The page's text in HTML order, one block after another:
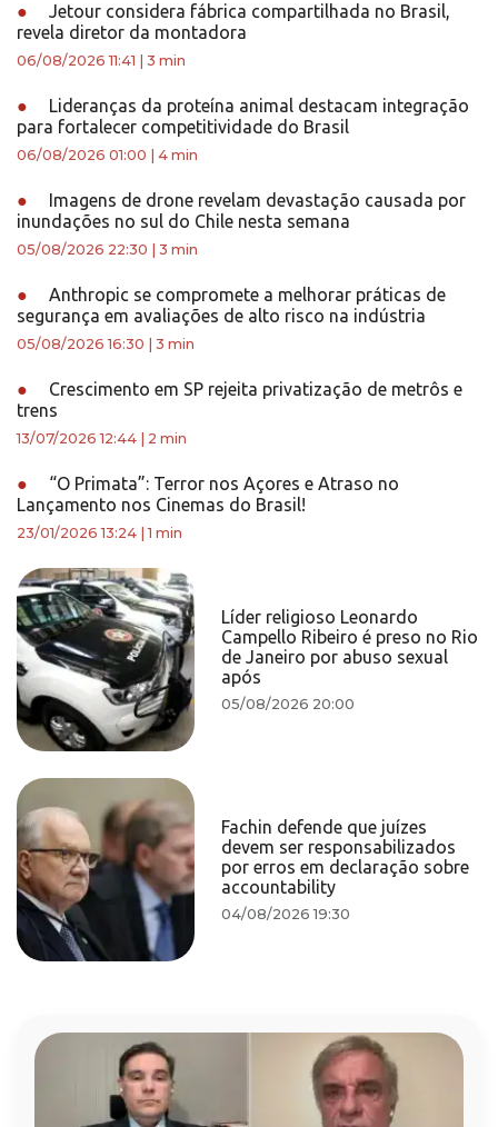
●
Jetour considera fábrica compartilhada no Brasil,
revela diretor da montadora
06/08/2026 11:41 3 min
●
Lideranças da proteína animal destacam integração
para fortalecer competitividade do Brasil
06/08/2026 01:00 4 min
●
Imagens de drone revelam devastação causada por
inundações no sul do Chile nesta semana
05/08/2026 22:30 3 min
●
Anthropic se compromete a melhorar práticas de
segurança em avaliações de alto risco na indústria
05/08/2026 16:30 3 min
●
Crescimento em SP rejeita privatização de metrôs e
trens
13/07/2026 12:44 2 min
●
“O Primata”: Terror nos Açores e Atraso no
Lançamento nos Cinemas do Brasil!
23/01/2026 13:24 |1 min
Líder religioso Leonardo
Campello Ribeiro é preso no Rio
de Janeiro por abuso sexual
após
05/08/2026 20:00
Fachin defende que juízes
devem ser responsabilizados
por erros em declaração sobre
accountability
04/08/2026 19:30